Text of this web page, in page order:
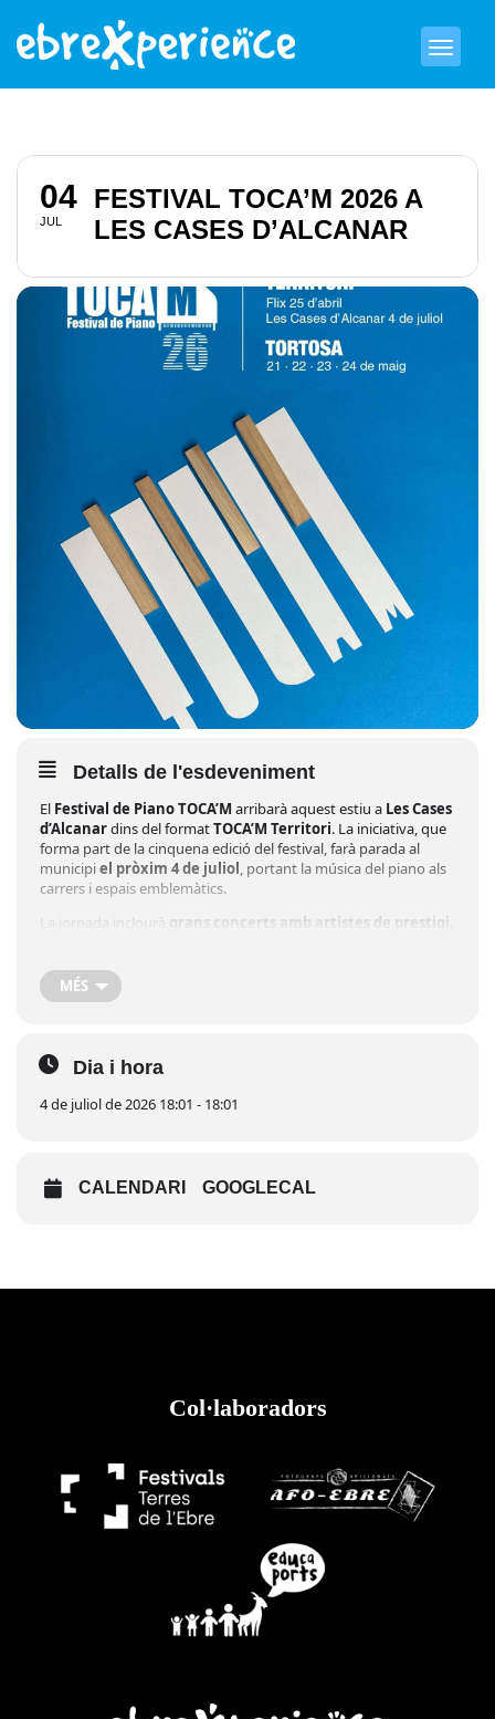
04
JUL
FESTIVAL TOCA’M 2026 A
LES CASES D’ALCANAR
Detalls de l'esdeveniment
El Festival de Piano TOCA’M arribarà aquest estiu a Les Cases
d’Alcanardins del formatTOCA’M Territori. La iniciativa, que
forma part de la cinquena edició del festival, farà parada al
municipiel pròxim 4 de juliol, portant la música del piano als
carrers i espais emblemàtics.
La jornada inclourà
grans concerts amb artistes de prestigi,
l’Escola Municipal de Música d’Alcanar (EMMA)
participarà activament, compartint talent i música amb el
MÉS
Dia i hora
4 de juliol de 2026 18:01 - 18:01
CALENDARI GOOGLECAL
Col·laboradors